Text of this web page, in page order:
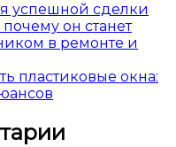
успешной сделки
он станет
в ремонте и
пластиковые окна: